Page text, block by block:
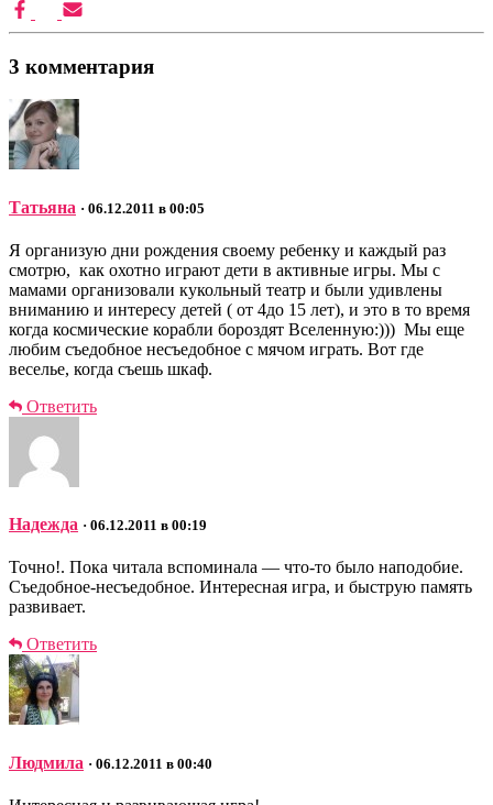
3 комментария
Татьяна · 06.12.2011 в 00:05
Я организую дни рождения своему ребенку и каждый раз
смотрю, как охотно играют дети в активные игры. Мы с
мамами организовали кукольный театр и были удивлены
вниманию и интересу детей ( от 4до 15 лет), и это в то время
когда космические корабли бороздят Вселенную:))) Мы еще
любим съедобное несъедобное с мячом играть. Вот где
веселье, когда съешь шкаф.
Ответить
Надежда · 06.12.2011 в 00:19
Точно!. Пока читала вспоминала — что-то было наподобие.
Съедобное-несъедобное. Интересная игра, и быструю память
развивает.
Ответить
Людмила · 06.12.2011 в 00:40